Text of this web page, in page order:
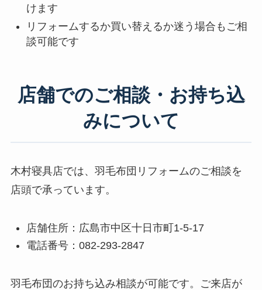
けます
リフォームするか買い替えるか迷う場合もご相
談可能です
店舗でのご相談・お持ち込
みについて
木村寝具店では、羽毛布団リフォームのご相談を
店頭で承っています。
店舗住所：広島市中区十日市町1-5-17
電話番号：082-293-2847
羽毛布団のお持ち込み相談が可能です。ご来店が